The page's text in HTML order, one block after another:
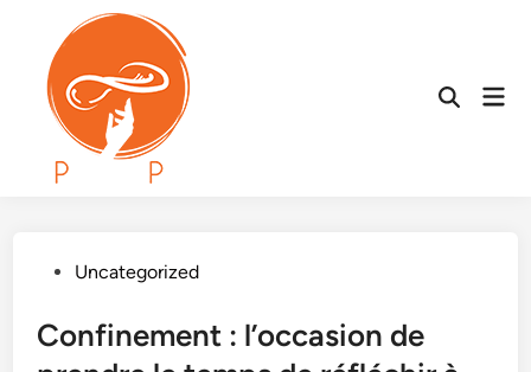
content
Open
PostedUncategorized
Confinement : l’occasion de